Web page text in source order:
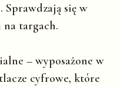
się w
na targach.
– wyposażone w
cyfrowe, które